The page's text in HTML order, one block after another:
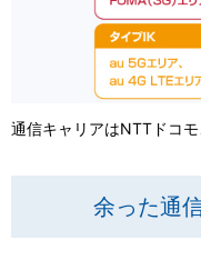
通信キャリアはNTTドコモ
余った通